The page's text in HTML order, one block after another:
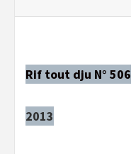
Rif tout dju N° 506
2013